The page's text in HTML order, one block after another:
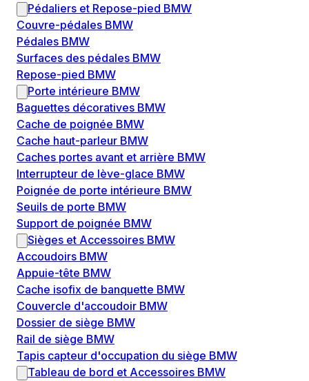
Pédaliers et Repose-pied BMW
Couvre-pédales BMW
Pédales BMW
Surfaces des pédales BMW
Repose-pied BMW
Porte intérieure BMW
Baguettes décoratives BMW
Cache de poignée BMW
Cache haut-parleur BMW
Caches portes avant et arrière BMW
Interrupteur de lève-glace BMW
Poignée de porte intérieure BMW
Seuils de porte BMW
Support de poignée BMW
Sièges et Accessoires BMW
Accoudoirs BMW
Appuie-tête BMW
Cache isofix de banquette BMW
Couvercle d'accoudoir BMW
Dossier de siège BMW
Rail de siège BMW
Tapis capteur d'occupation du siège BMW
Tableau de bord et Accessoires BMW